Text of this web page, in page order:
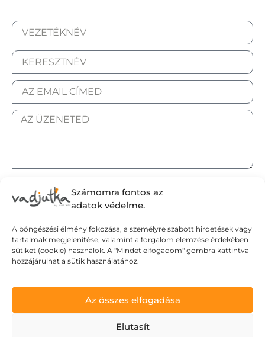
Számomra fontos az
adatok védelme.
A böngészési élmény fokozása, a személyre szabott hirdetések vagy
tartalmak megjelenítése, valamint a forgalom elemzése érdekében
sütiket (cookie) használok. A "Mindet elfogadom" gombra kattintva
hozzájárulhat a sütik használatához.
Az összes elfogadása
Elutasít
Elküldöm
Adatvédelmi tájékoztató
Általános Szerződési Feltételek
Szállítási Feltételek